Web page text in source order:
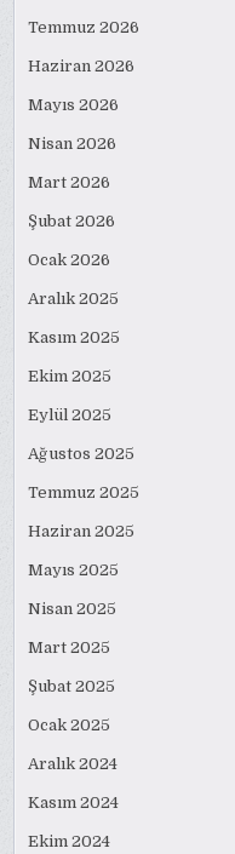
Temmuz 2026
Haziran 2026
Mayıs 2026
Nisan 2026
Mart 2026
Şubat 2026
Ocak 2026
Aralık 2025
Kasım 2025
Ekim 2025
Eylül 2025
Ağustos 2025
Temmuz 2025
Haziran 2025
Mayıs 2025
Nisan 2025
Mart 2025
Şubat 2025
Ocak 2025
Aralık 2024
Kasım 2024
Ekim 2024